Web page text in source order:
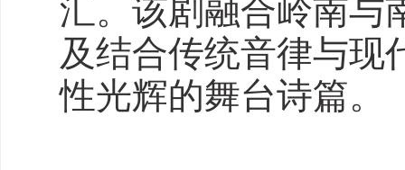
汇。该剧融合岭南与
及结合传统音律与现
性光辉的舞台诗篇。